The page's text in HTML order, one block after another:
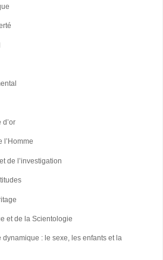
d’or
l’Homme
de l’investigation
et de la Scientologie
: le sexe, les enfants et la